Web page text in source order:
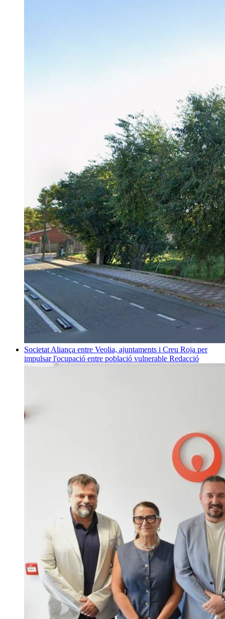
Societat Aliança entre Veolia, ajuntaments i Creu Roja per
impulsar l'ocupació entre població vulnerable Redacció